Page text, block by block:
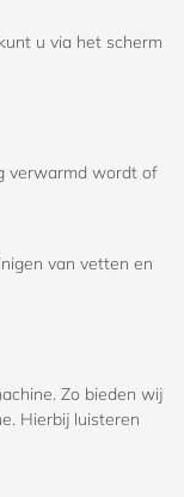
u via het scherm
verwarmd wordt of
van vetten en
Zo bieden wij
Hierbij luisteren